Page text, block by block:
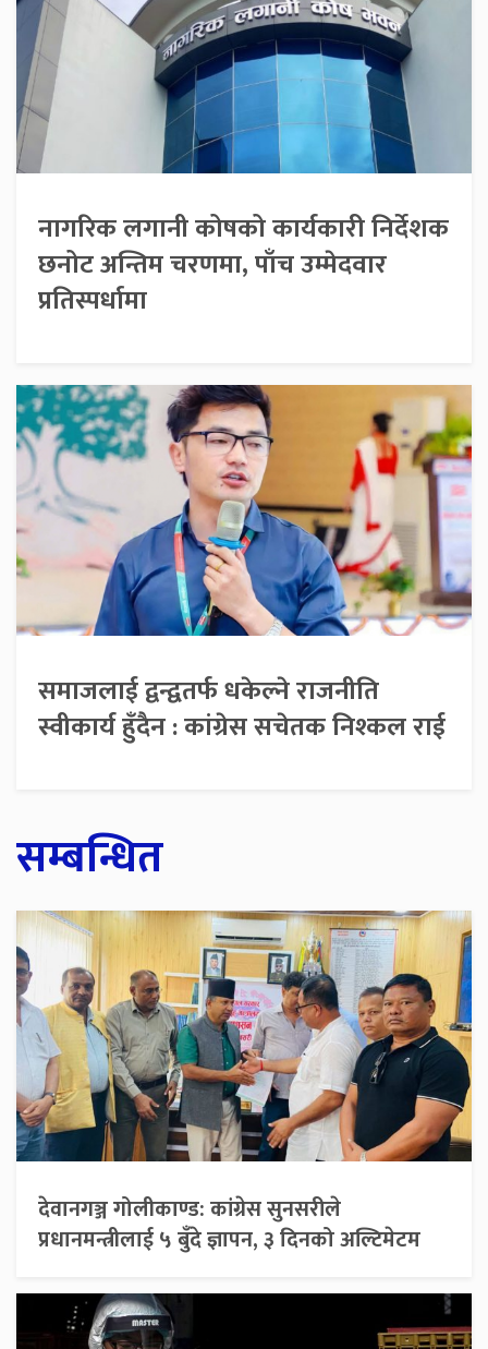
नागरिक लगानी कोषको कार्यकारी निर्देशक
छनोट अन्तिम चरणमा, पाँच उम्मेदवार
प्रतिस्पर्धामा
समाजलाई द्वन्द्वतर्फ धकेल्ने राजनीति
स्वीकार्य हुँदैन : कांग्रेस सचेतक निश्कल राई
सम्बन्धित
देवानगञ्ज गोलीकाण्ड: कांग्रेस सुनसरीले
प्रधानमन्त्रीलाई ५ बुँदे ज्ञापन, ३ दिनको अल्टिमेटम